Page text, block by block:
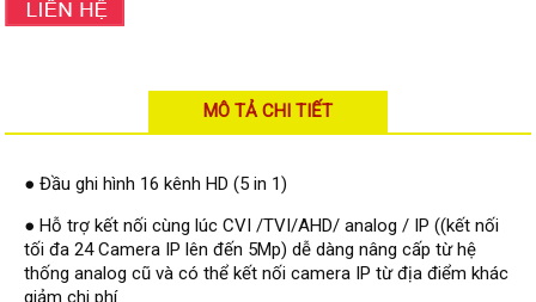
Camera Visionhitech
Đầu ghi Analog
Đầu ghi HDParagon
Đầu ghi HIKVISION
Đầu ghi Visionhitech
MÔ TẢ CHI TIẾT
● Đầu ghi hình 16 kênh HD (5 in 1)
● Hỗ trợ kết nối cùng lúc CVI /TVI/AHD/ analog / IP ((kết nối
tối đa 24 Camera IP lên đến 5Mp) dễ dàng nâng cấp từ hệ
thống analog cũ và có thể kết nối camera IP từ địa điểm khác
giảm chi phí